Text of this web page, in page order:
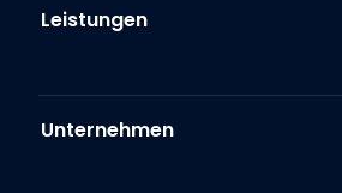
Leistungen
Unternehmen